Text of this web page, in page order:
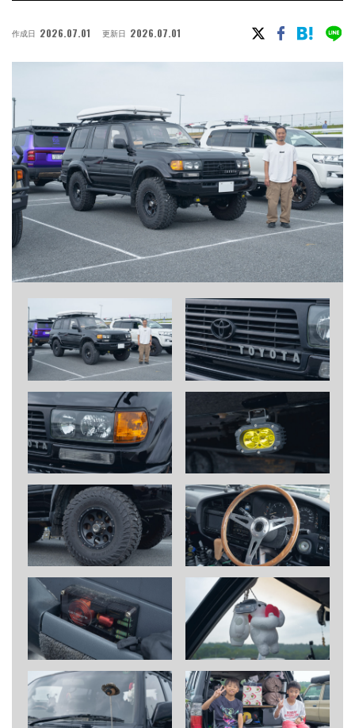
作成日 2026.07.01 更新日 2026.07.01